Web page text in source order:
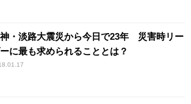
・淡路大震災から今日で23年 災害時リー
に最も求められることとは？